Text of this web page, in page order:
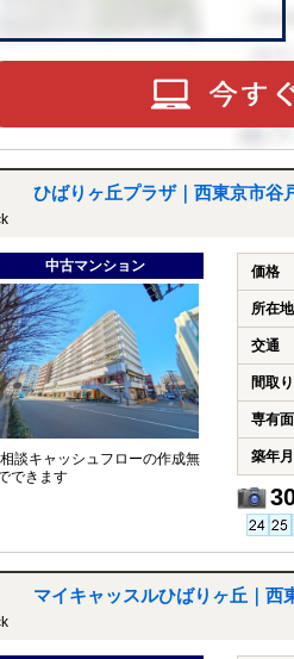
ひばりヶ丘プラザ｜西東京市谷
中古マンション
談キャッシュフローの作成無
できます
価格
所在地
交通
間取り
専有
築年月
マイキャッスルひばりヶ丘｜西